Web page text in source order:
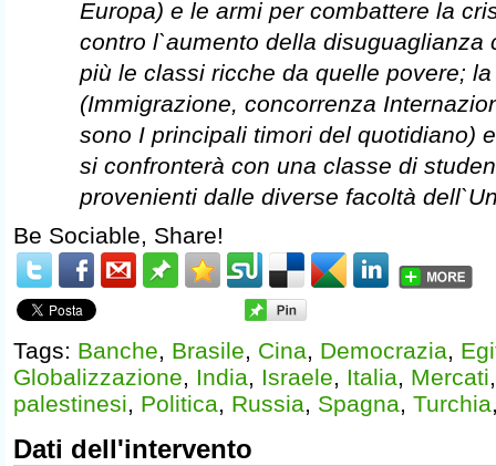
Europa) e le armi per combattere la
contro l`aumento della disuguaglianza
più le classi ricche da quelle povere;
(Immigrazione, concorrenza
sono I principali timori del quotidiano)
si confronterà con una classe di
provenienti dalle diverse facoltà
Be Sociable, Share!
Tags: Banche, Brasile, Cina, Democrazia,
Globalizzazione, India, Israele, Italia, Mercati
palestinesi, Politica, Russia, Spagna, Turchia
Dati dell'intervento